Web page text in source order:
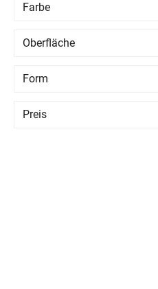
Farbe
Oberfläche
Form
Preis